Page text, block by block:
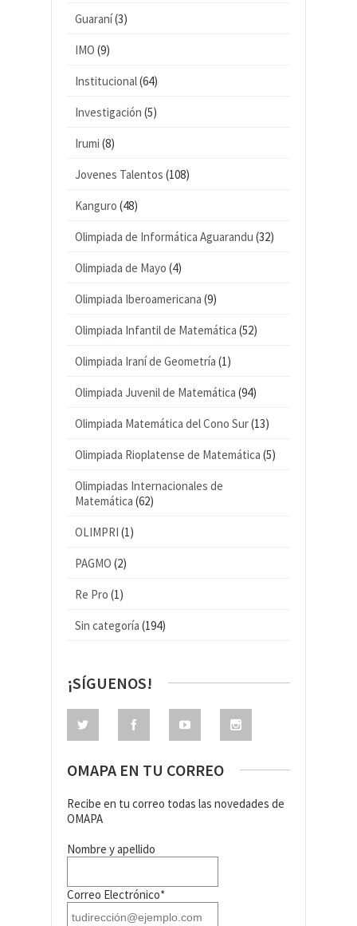
Guaraní(3)
IMO (9)
Institucional(64)
Investigación (5)
Irumi (8)
Jovenes Talentos (108)
Kanguro (48)
Olimpiada de Informática Aguarandu (32)
Olimpiada de Mayo (4)
Olimpiada Iberoamericana (9)
Olimpiada Infantil de Matemática (52)
Olimpiada Iraní de Geometría (1)
Olimpiada Juvenil de Matemática (94)
Olimpiada Matemática del Cono Sur(13)
Olimpiada Rioplatense de Matemática (5)
Olimpiadas Internacionales de
Matemática (62)
OLIMPRI (1)
PAGMO (2)
Re Pro (1)
Sin categoría (194)
¡SÍGUENOS!
OMAPA EN TU CORREO
Recibe en tu correo todas las novedades de
OMAPA
Nombre y apellido
Correo Electrónico*